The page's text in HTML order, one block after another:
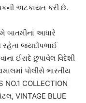
અટકાયત કરી છે.
બાતમીનાં આધારે
રહેતા જયદીપભાઈ
ઈરાદે છુપાવેલ વિદેશી
પોલીસે ભારતીય
COLLECTION
VINTAGE BLUE